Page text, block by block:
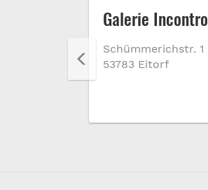
Galerie Incontro
Schümmerichstr. 1
53783 Eitorf